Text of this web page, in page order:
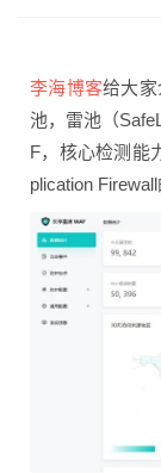
李海博客给大
池，雷池（
F，核心检测能
plication